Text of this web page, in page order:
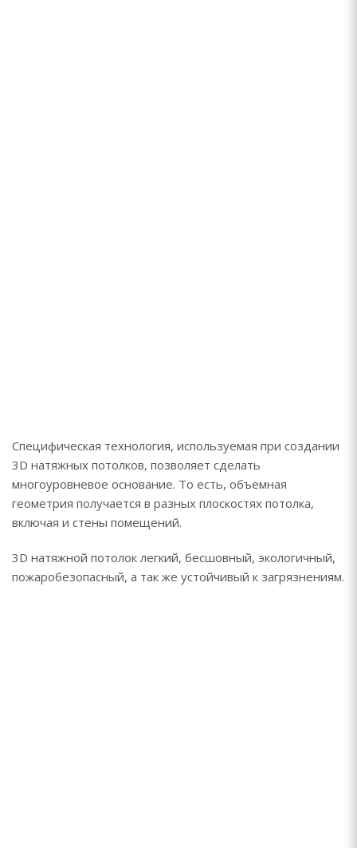
Специфическая технология, используемая при создании
3D натяжных потолков, позволяет сделать
многоуровневое основание. То есть, объемная
геометрия получается в разных плоскостях потолка,
включая и стены помещений.
3D натяжной потолок легкий, бесшовный, экологичный,
пожаробезопасный, а так же устойчивый к загрязнениям.